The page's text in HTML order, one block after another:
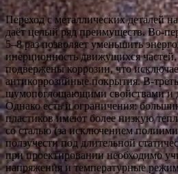
Переход с металлических деталей
даёт целый ряд преимуществ. Во-
5–8 раз позволяет уменьшить
инерционность движущихся
подвержены коррозии, что
антикоррозийные покрытия. В-
шумопоглощающими свойствами и
Однако есть и ограничения:
пластиков имеют более низкую
со сталью (за исключением
ползучести под длительной
при проектировании необходимо
напряжения и температурные